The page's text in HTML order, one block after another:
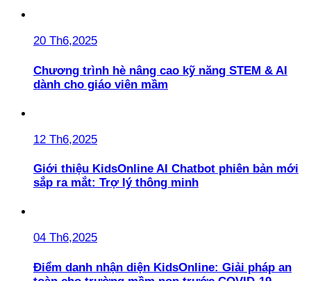
20 Th6,2025
Chương trình hè nâng cao kỹ năng STEM & AI
dành cho giáo viên mầm
12 Th6,2025
Giới thiệu KidsOnline AI Chatbot phiên bản mới
sắp ra mắt: Trợ lý thông minh
04 Th6,2025
Điểm danh nhận diện KidsOnline: Giải pháp an